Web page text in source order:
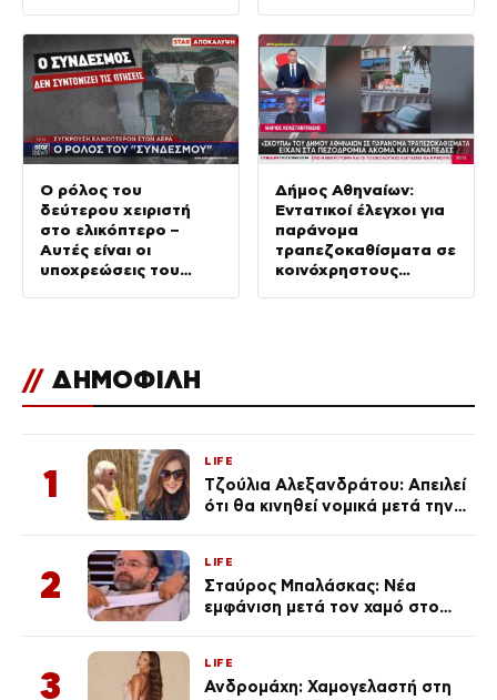
Ο ρόλος του
δεύτερου χειριστή
στο ελικόπτερο –
Αυτές είναι οι
υποχρεώσεις του
Δήμος Αθηναίων:
Εντατικοί έλεγχοι για
παράνομα
τραπεζοκαθίσματα σε
κοινόχρηστους
// ΔΗΜΟΦΙΛΗ
1
LIFE
Τζούλια Αλεξανδράτου: Απειλεί
ότι θα κινηθεί νομικά μετά την
2
LIFE
Σταύρος Μπαλάσκας: Νέα
εμφάνιση μετά τον χαμό στο
3
LIFE
Ανδρομάχη: Χαμογελαστή στη